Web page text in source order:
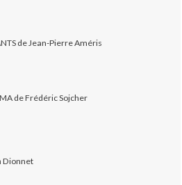
de Jean-Pierre Améris
de Frédéric Sojcher
Dionnet